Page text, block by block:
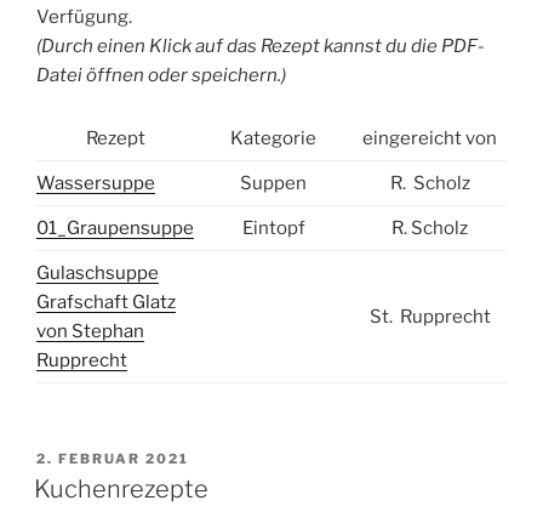
Verfügung.
(Durch einen Klick auf das Rezept kannst du die PDF-
Datei öffnen oder speichern.)
Rezept Kategorie eingereicht von
Wassersuppe Suppen R. Scholz
01_Graupensuppe Eintopf R. Scholz
Gulaschsuppe
Grafschaft Glatz
von Stephan
Rupprecht
St. Rupprecht
VERÖFFENTLICHT
AM
2. FEBRUAR 2021
Kuchenrezepte